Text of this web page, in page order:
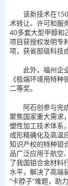
该新技术在
术转让、许可和服
40多套大型甲醇和
项目获授权发明专
项，获省部级科技
此外，福州企
《极端环境用特
二等奖。
阿石创参与完
聚焦国家重大需求
塑性加工技术体系
成形精确化及高温
知识产权的特种钼
品广泛应用于航空
了我国钼合金材料
水平，解决了高端
“卡脖子”难题，助